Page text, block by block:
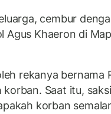
cembur
Agus Khaeron di
rekanya bernama
Saat itu, saksi
korban